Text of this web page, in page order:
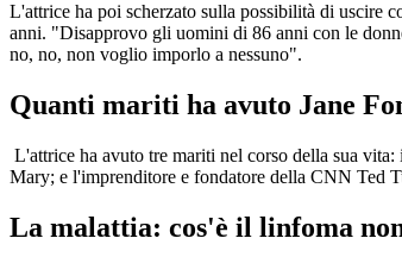
L'attrice ha poi scherzato sulla possibilità di uscire
anni. "Disapprovo gli uomini di 86 anni con le
no, no, non voglio imporlo a nessuno".
Quanti mariti ha avuto Jane
L'attrice ha avuto tre mariti nel corso della sua
Mary; e l'imprenditore e fondatore della CNN Ted
La malattia: cos'è il linfoma